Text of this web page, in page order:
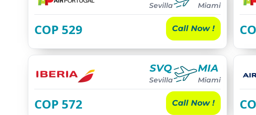
Sevilla Miami
COP 529 Call Now !
SVQ
Sevilla
MIA
Miami
COP 572 Call Now !